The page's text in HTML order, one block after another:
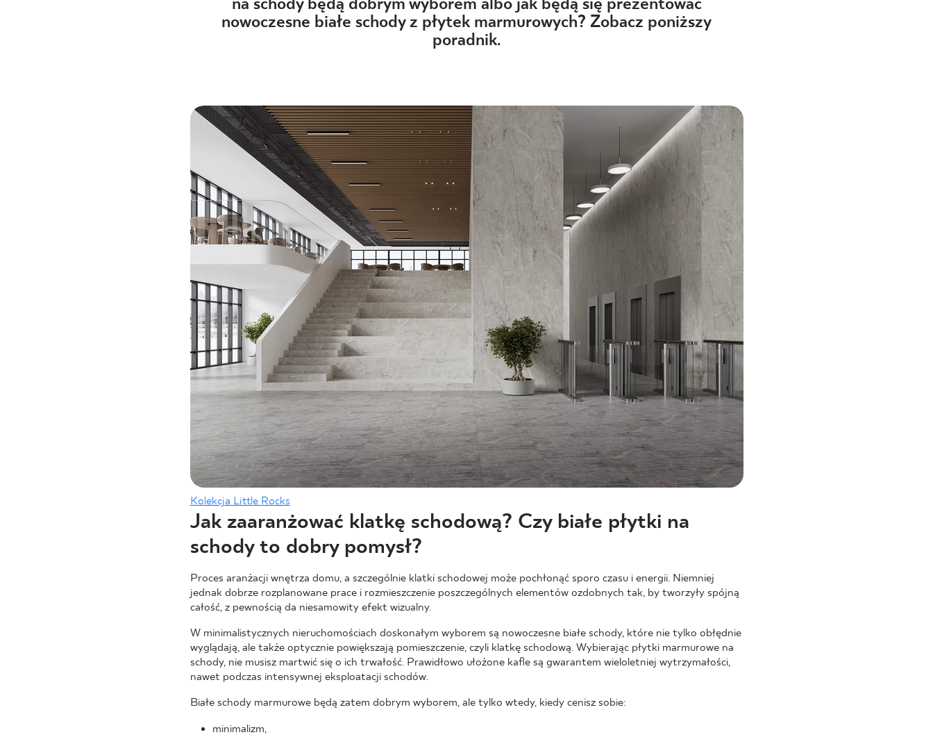
DE
FOLLOW US
na schody będą dobrym wyborem albo jak będą się prezentować
nowoczesne białe schody z płytek marmurowych? Zobacz poniższy
poradnik.
Kolekcja Little Rocks
Jak zaaranżować klatkę schodową? Czy białe płytki na
schody to dobry pomysł?
Proces aranżacji wnętrza domu, a szczególnie klatki schodowej może pochłonąć sporo czasu i energii. Niemniej
jednak dobrze rozplanowane prace i rozmieszczenie poszczególnych elementów ozdobnych tak, by tworzyły spójną
całość, z pewnością da niesamowity efekt wizualny.
W minimalistycznych nieruchomościach doskonałym wyborem są nowoczesne białe schody, które nie tylko obłędnie
wyglądają, ale także optycznie powiększają pomieszczenie, czyli klatkę schodową. Wybierając płytki marmurowe na
schody, nie musisz martwić się o ich trwałość. Prawidłowo ułożone kafle są gwarantem wieloletniej wytrzymałości,
nawet podczas intensywnej eksploatacji schodów.
Białe schody marmurowe będą zatem dobrym wyborem, ale tylko wtedy, kiedy cenisz sobie:
minimalizm,